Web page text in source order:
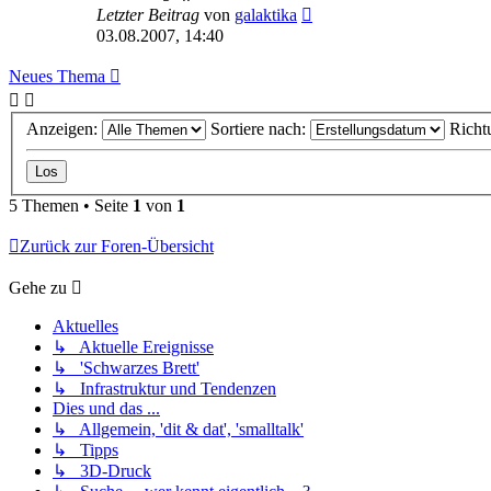
Letzter Beitrag von galaktika
03.08.2007, 14:40
Neues Thema
Anzeigen: Sortiere nach:
5 Themen • Seite 1 von 1
Zurück zur Foren-Übersicht
Gehe zu
Aktuelles
↳ Aktuelle Ereignisse
↳ 'Schwarzes Brett'
↳ Infrastruktur und Tendenzen
Dies und das ...
↳ Allgemein, 'dit & dat', 'smalltalk'
↳ Tipps
↳ 3D-Druck